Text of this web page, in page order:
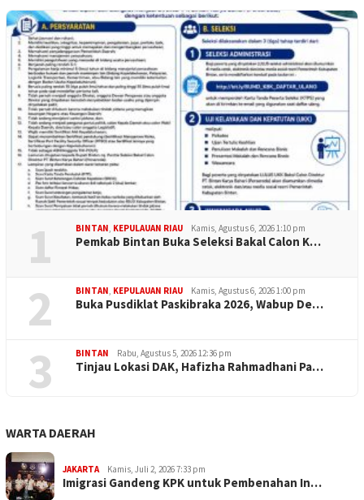
1 BINTAN, KEPULAUAN RIAU Kamis, Agustus 6, 2026 1:10 pm
Pemkab Bintan Buka Seleksi Bakal Calon K…
2 BINTAN, KEPULAUAN RIAU Kamis, Agustus 6, 2026 1:00 pm
Buka Pusdiklat Paskibraka 2026, Wabup De…
3 BINTAN Rabu, Agustus 5, 2026 12:36 pm
Tinjau Lokasi DAK, Hafizha Rahmadhani Pa…
WARTA DAERAH
JAKARTA Kamis, Juli 2, 2026 7:33 pm
Imigrasi Gandeng KPK untuk Pembenahan In…